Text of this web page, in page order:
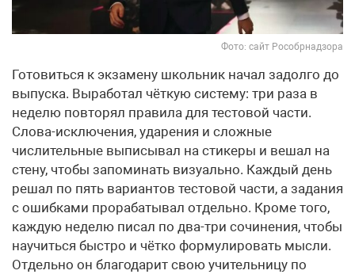
Фото: сайт Рособрнадзора
Готовиться к экзамену школьник начал задолго до
выпуска. Выработал чёткую систему: три раза в
неделю повторял правила для тестовой части.
Слова-исключения, ударения и сложные
числительные выписывал на стикеры и вешал на
стену, чтобы запоминать визуально. Каждый день
решал по пять вариантов тестовой части, а задания
с ошибками прорабатывал отдельно. Кроме того,
каждую неделю писал по два-три сочинения, чтобы
научиться быстро и чётко формулировать мысли.
Отдельно он благодарит свою учительницу по